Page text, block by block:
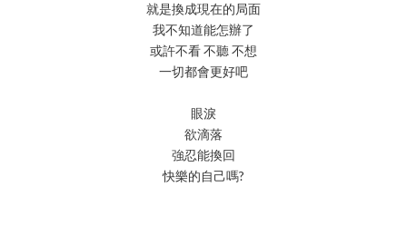
就是換成現在的局面
我不知道能怎辦了
或許不看 不聽 不想
一切都會更好吧
眼淚
欲滴落
強忍能換回
快樂的自己嗎?